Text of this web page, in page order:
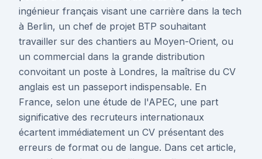
ingénieur français visant une carrière dans la tech
à Berlin, un chef de projet BTP souhaitant
travailler sur des chantiers au Moyen-Orient, ou
un commercial dans la grande distribution
convoitant un poste à Londres, la maîtrise du CV
anglais est un passeport indispensable. En
France, selon une étude de l'APEC, une part
significative des recruteurs internationaux
écartent immédiatement un CV présentant des
erreurs de format ou de langue. Dans cet article,